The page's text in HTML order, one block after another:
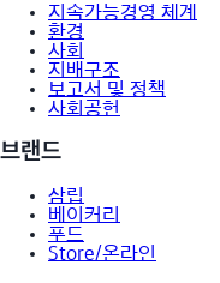
지속가능경영 체계
환경
사회
지배구조
보고서 및 정책
사회공헌
브랜드
삼립
베이커리
푸드
Store/온라인